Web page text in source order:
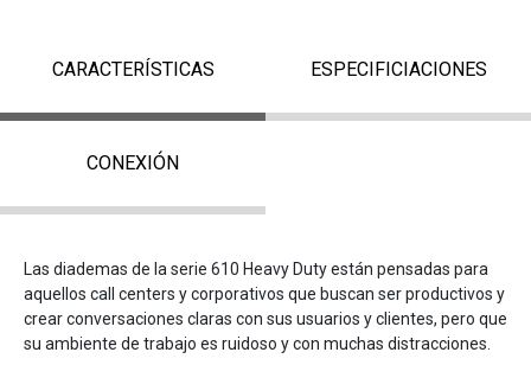
CARACTERÍSTICAS ESPECIFICIACIONES
CONEXIÓN
Las diademas de la serie 610 Heavy Duty están pensadas para
aquellos call centers y corporativos que buscan ser productivos y
crear conversaciones claras con sus usuarios y clientes, pero que
su ambiente de trabajo es ruidoso y con muchas distracciones.